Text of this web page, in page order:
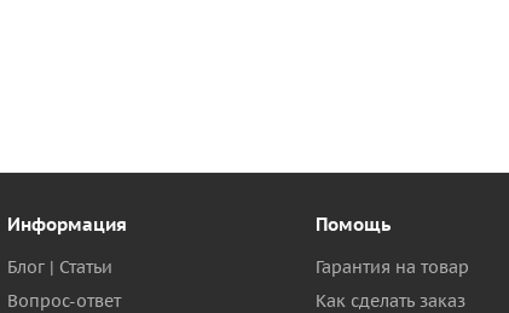
Информация
Блог | Статьи
Вопрос-ответ
Помощь
Гарантия на товар
Как сделать заказ